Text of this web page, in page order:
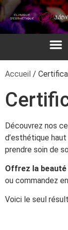
Accueil /
Découvrez nos
d’esthétique
prendre soin de
Offrez la beauté
ou commandez
Voici le seul